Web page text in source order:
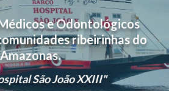
nosso canal do Youtube
da Divina Providência
e Odontológicos
ribeirinhas do
Amazonas.
São João XXIII"
lepras deste século: as
o marginalizado, o
o menor abandonado,
compõe a exclusão.
hoje é...
que é necessário, depois o
e de repente você estará
o impossível.
de Assis"